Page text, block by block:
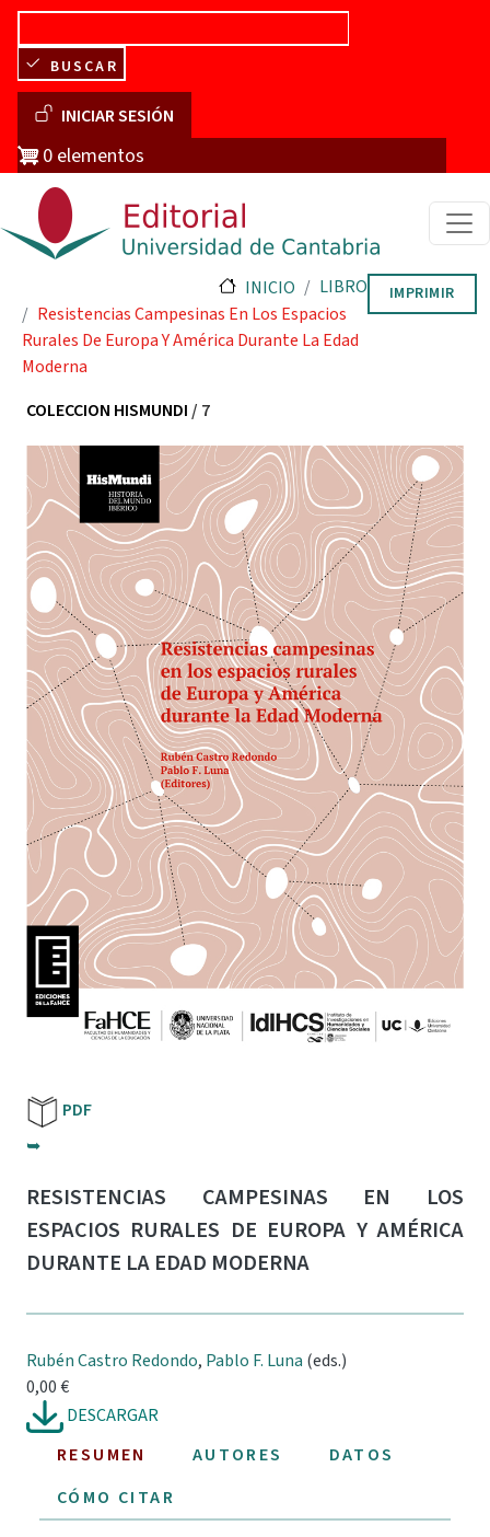
Pasar al contenido principal
BUSCAR
Menú de cuenta de usuario
INICIAR SESIÓN
0 elementos
INICIO
LIBRO
Resistencias Campesinas En Los Espacios
Rurales De Europa Y América Durante La Edad
Moderna
IMPRIMIR
COLECCION HISMUNDI/ 7
PDF
➥
RESISTENCIAS CAMPESINAS EN LOS
ESPACIOS RURALES DE EUROPA Y AMÉRICA
DURANTE LA EDAD MODERNA
Rubén Castro Redondo, Pablo F. Luna (eds.)
0,00 €
DESCARGAR
RESUMEN
AUTORES
DATOS
CÓMO CITAR